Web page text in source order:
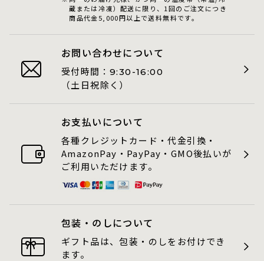
蔵または冷凍）配送に限り、1回のご注文につき
商品代金5,000円以上で送料無料です。
お問い合わせについて
受付時間： 9:30-16:00
（土日祝除く）
お支払いについて
各種クレジットカード・代金引換・
AmazonPay・PayPay・GMO後払いが
ご利用いただけます。
包装・のしについて
ギフト品は、包装・のしをお付けでき
ます。